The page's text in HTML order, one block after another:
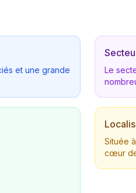
et une grande
Le
Située
cœur